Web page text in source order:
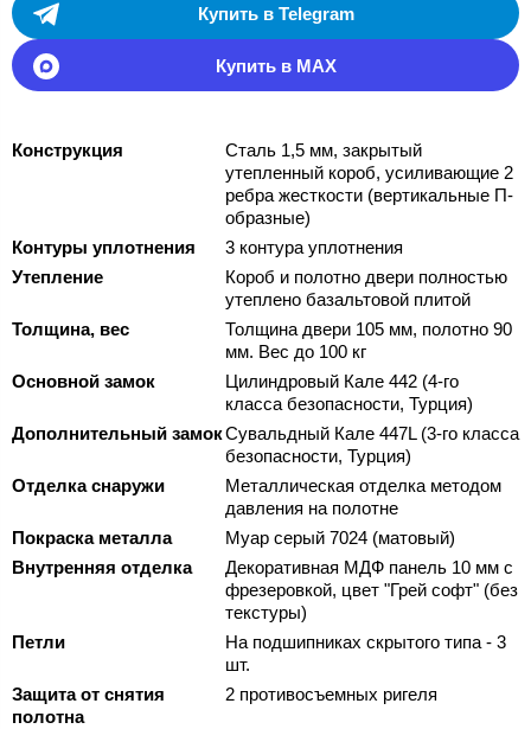
Купить в Telegram
Купить в MAX
Конструкция
Сталь 1,5 мм, закрытый
утепленный короб, усиливающие 2
ребра жесткости (вертикальные П-
образные)
Контуры уплотнения
3 контура уплотнения
Утепление
Короб и полотно двери полностью
утеплено базальтовой плитой
Толщина, вес
Толщина двери 105 мм, полотно 90
мм. Вес до 100 кг
Основной замок
Цилиндровый Кале 442 (4-го
класса безопасности, Турция)
Дополнительный замокСувальдный Кале 447L (3-го класса
безопасности, Турция)
Отделка снаружи
Металлическая отделка методом
давления на полотне
Покраска металла
Муар серый 7024 (матовый)
Внутренняя отделка
Декоративная МДФ панель 10 мм с
фрезеровкой, цвет "Грей софт" (без
текстуры)
Петли
На подшипниках скрытого типа - 3
шт.
Защита от снятия
полотна
2 противосъемных ригеля